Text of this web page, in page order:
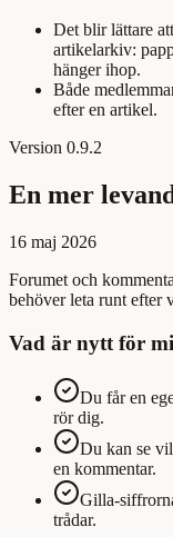
Det blir lättare
artikelarkiv:
hänger ihop.
Både
efter en artikel.
Version 0.9.2
En mer
16 maj 2026
Forumet och
behöver leta runt efter
Vad är nytt för
Du får en
rör dig.
Du kan se
en kommentar.
Gilla-
trådar.